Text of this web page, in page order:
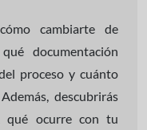
cambiarte de
documentación
proceso y cuánto
descubrirás
qué ocurre con tu